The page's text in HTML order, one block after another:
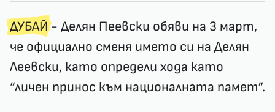
ДУБАЙ- Делян Пеевски обяви на 3 март,
че официално сменя името си на Делян
Леевски, като определи хода като
“личен принос към националната памет”.